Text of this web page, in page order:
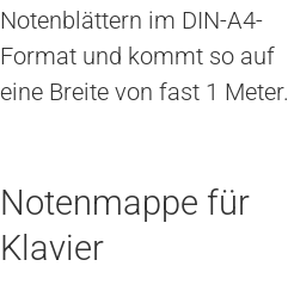
Notenblättern im DIN-A4-
Format und kommt so auf
eine Breite von fast 1 Meter.
Notenmappe für
Klavier